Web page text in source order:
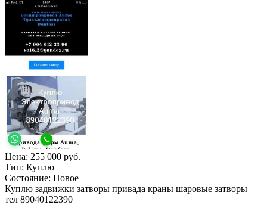
Цена: 255 000 руб.
Тип: Куплю
Состояние: Новое
Куплю задвижки затворы привада краны шаровые затворы
тел 89040122390